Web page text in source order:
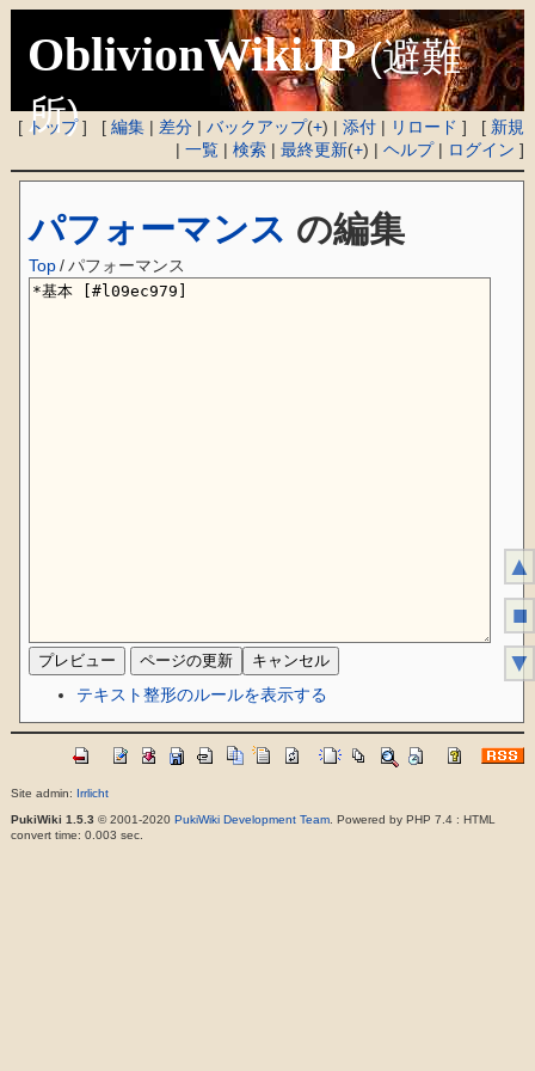
OblivionWikiJP (避難
所)
[ トップ] [編集 | 差分 |バックアップ(+) |添付 | リロード ] [ 新規
|一覧 |検索 |最終更新(+) |ヘルプ| ログイン ]
パフォーマンス の編集
Top /パフォーマンス
テキスト整形のルールを表示する
Site admin: Irrlicht
PukiWiki 1.5.3 © 2001-2020 PukiWiki Development Team. Powered by PHP 7.4 : HTML
convert time: 0.003 sec.
▲
■
▼